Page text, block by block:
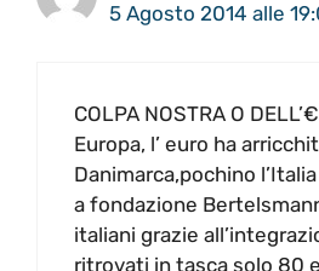
5 Agosto 2014 alle
COLPA NOSTRA O
Europa, l’ euro ha
Danimarca,pochino l’Italia
a fondazione
italiani grazie
ritrovati in tasca solo 80